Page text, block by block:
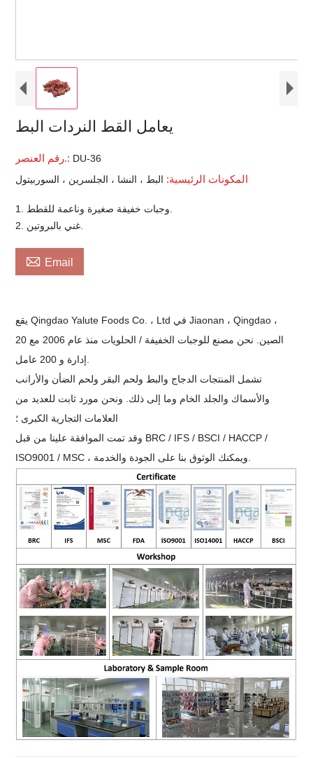
يعامل القط النردات البط
رقم العنصر.: DU-36
المكونات الرئيسية: البط ، النشا ، الجلسرين ، السوربيتول
 Email
يقع Qingdao Yalute Foods Co. ، Ltd في Jiaonan ، Qingdao ،
الصين. نحن مصنع للوجبات الخفيفة / الحلويات منذ عام 2006 مع 20
تشمل المنتجات الدجاج والبط ولحم البقر ولحم الضأن والأرانب
والأسماك والجلد الخام وما إلى ذلك. ونحن مورد ثابت للعديد من
العلامات التجارية الكبرى ؛
وقد تمت الموافقة علينا من قبل BRC / IFS / BSCI / HACCP /